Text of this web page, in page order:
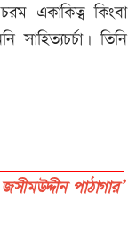
একাকিত্ব কিংবা
সাহিত্যচর্চা। তিনি
জসীমউদ্দীন পাঠাগার’